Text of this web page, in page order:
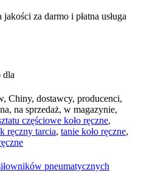
za darmo i płatna usługa
dla
Chiny, dostawcy, producenci,
na sprzedaż, w magazynie,
częściowe koło ręczne,
ręczny tarcia, tanie koło ręczne,
pneumatycznych